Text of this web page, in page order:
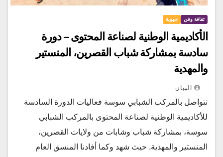
ثقافة وفن جهوية
الأكاديمية الوطنية لصناعة المحتوى – دورة
سادسة بمشاركة شباب القصرين، المنستير
والمهدية
البيان
تتواصل بالمركب الشبابي سوسة فعاليات الدورة السادسة
للأكاديمية الوطنية لصناعة المحتوى بالمركب الشبابي
سوسة، بمشاركة شباب وشابات من ولايات القصرين،
المنستير والمهدية. حيث شهد وكما أفادنا المنسق العام